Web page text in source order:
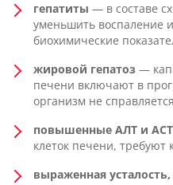
гепатиты — в составе
уменьшить воспаление
биохимические
жировой гепатоз —
печени включают в
организм не
повышенные АЛТ и АСТ
клеток печени, требуют
выраженная